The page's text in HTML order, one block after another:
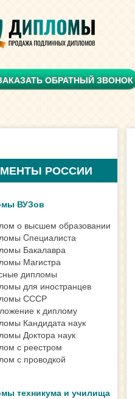
ОБРАТНЫЙ ЗВОНОК
РОССИИ
ВУЗов
о высшем образовании
Cпециалиста
Бакалавра
Магистра
дипломы
для иностранцев
СССР
к диплому
Кандидата наук
Доктора наук
с реестром
с проводкой
техникума и училища